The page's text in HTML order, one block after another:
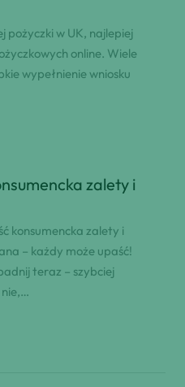
pożyczki w UK, najlepiej
online. Wiele
wypełnienie wniosku
zalety i
konsumencka zalety i
– każdy może upaść!
teraz – szybciej
nie,…